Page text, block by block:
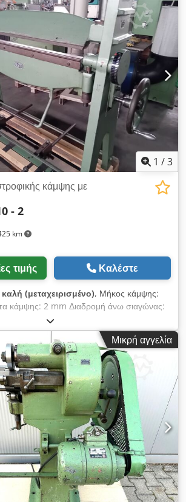
1 /3
km
κάμψης με
- 2
τιμής Καλέστε
(μεταχειρισμένο), Μήκος κάμψης:
κάμψης: 2 mm Διαδρομή άνω σιαγώνας:
Nthjfjck Ρυθμιζόμενη κάτω και
60 mm Συνολικό βάρος περ.: 0,5 t
σημείου με κλίμακα, οδοντωτό γρανάζι
ρύθμισης 0–600 mm - Αντιστάθμιση
σιαγώνα
Μικρή αγγελία